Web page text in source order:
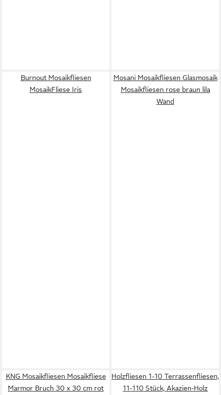
Burnout Mosaikfliesen
MosaikFliese Iris
Mosani Mosaikfliesen Glasmosaik
Mosaikfliesen rose braun lila
Wand
KNG Mosaikfliesen Mosaikfliese
Marmor Bruch 30 x 30 cm rot
Holzfliesen 1-10 Terrassenfliesen,
11-110 Stück, Akazien-Holz